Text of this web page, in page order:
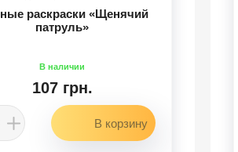
раскраски «Щенячий
патруль»
107 грн.